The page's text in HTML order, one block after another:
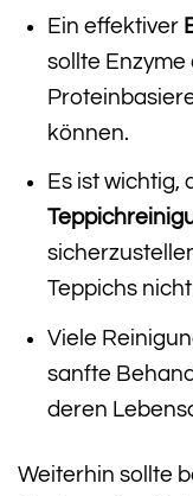
Ein effektiver
sollte
können.
Es ist wichtig,
Teppichs
Viele
sanfte
deren
Weiterhin sollte